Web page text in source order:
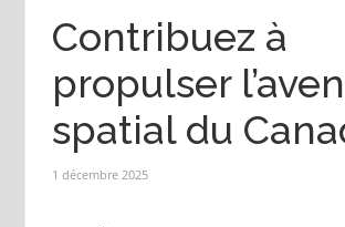
Contribuez à
propulser
spatial du
1 décembre 2025